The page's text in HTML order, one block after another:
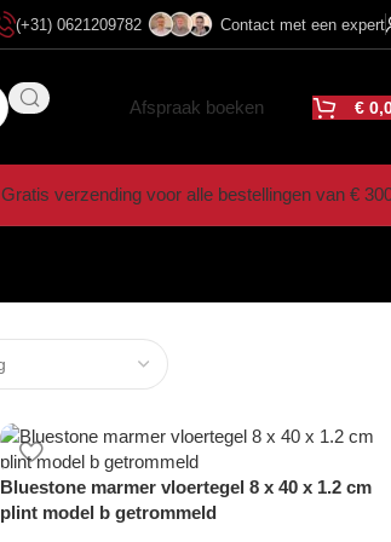
(+31) 0621209782 Contact met een expert
Afspraak boeken €
Gratis verzending voor alle bestellingen van €
Bluestone marmer vloertegel 8 x 40 x 1.2 cm
plint model b getrommeld